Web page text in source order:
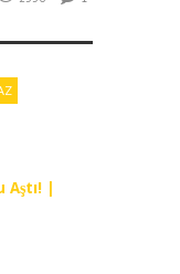
|